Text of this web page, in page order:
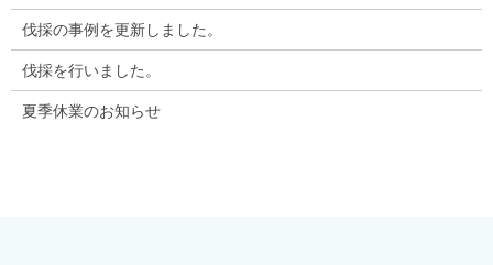
伐採の事例を更新しました。
伐採を行いました。
夏季休業のお知らせ